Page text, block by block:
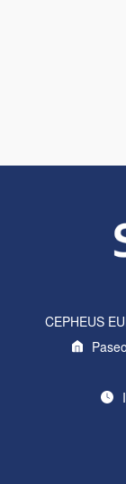
CEPHEUS